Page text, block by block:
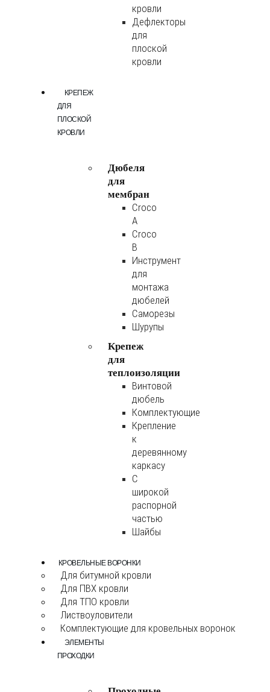
кровли
Дефлекторы
для
плоской
кровли
КРЕПЕЖ
ДЛЯ
ПЛОСКОЙ
КРОВЛИ
Дюбеля
для
мембран
Croco
A
Croco
B
Инструмент
для
монтажа
дюбелей
Саморезы
Шурупы
Крепеж
для
теплоизоляции
Винтовой
дюбель
Комплектующие
Крепление
к
деревянному
каркасу
С
широкой
распорной
частью
Шайбы
КРОВЕЛЬНЫЕ ВОРОНКИ
Для битумной кровли
Для ПВХ кровли
Для ТПО кровли
Листвоуловители
Комплектующие для кровельных воронок
ЭЛЕМЕНТЫ
ПРОХОДКИ